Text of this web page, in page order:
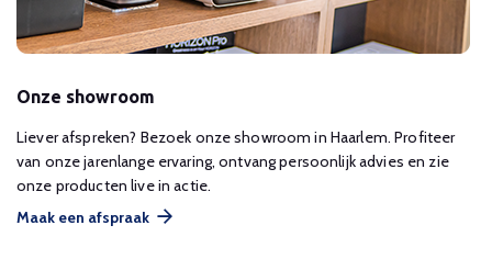
Onze showroom
Liever afspreken? Bezoek onze showroom in Haarlem. Profiteer
van onze jarenlange ervaring, ontvang persoonlijk advies en zie
onze producten live in actie.
Maak een afspraak